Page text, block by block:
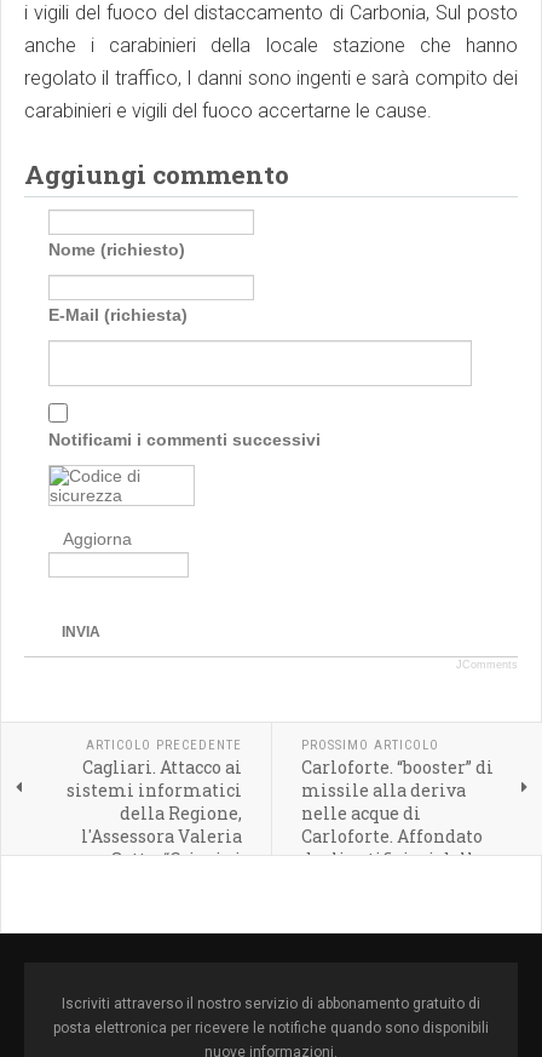
i vigili del fuoco del distaccamento di Carbonia, Sul posto
anche i carabinieri della locale stazione che hanno
regolato il traffico, I danni sono ingenti e sarà compito dei
carabinieri e vigili del fuoco accertarne le cause.
Aggiungi commento
Nome (richiesto)
E-Mail (richiesta)
Notificami i commenti successivi
Aggiorna
INVIA
JComments
ARTICOLO PRECEDENTE
Cagliari. Attacco ai
sistemi informatici
della Regione,
l'Assessora Valeria
Satta: “Crimini
attivato tutti i sistemi
PROSSIMO ARTICOLO
Carloforte. “booster” di
missile alla deriva
nelle acque di
Carloforte. Affondato
dagli artificieri della
Iscriviti attraverso il nostro servizio di abbonamento gratuito di
posta elettronica per ricevere le notifiche quando sono disponibili
nuove informazioni.